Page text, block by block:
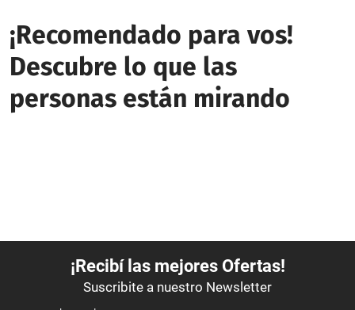
¡Recomendado para vos!
Descubre lo que las
personas están mirando